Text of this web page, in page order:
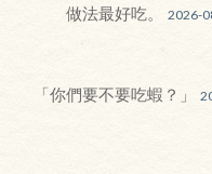
做法最好吃。
2026-
「你們要不要吃蝦？」